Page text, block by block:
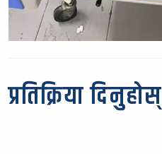
प्रतिक्रिया दिनुहोस्